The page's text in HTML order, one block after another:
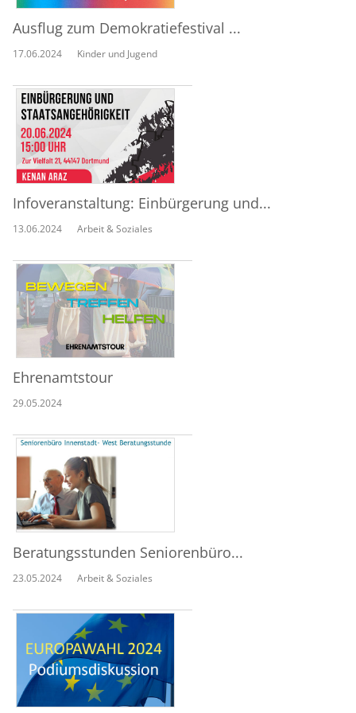
Ausflug zum Demokratiefestival ...
17.06.2024 Kinder und Jugend
Infoveranstaltung: Einbürgerung und...
13.06.2024 Arbeit & Soziales
Ehrenamtstour
29.05.2024
Beratungsstunden Seniorenbüro...
23.05.2024 Arbeit & Soziales